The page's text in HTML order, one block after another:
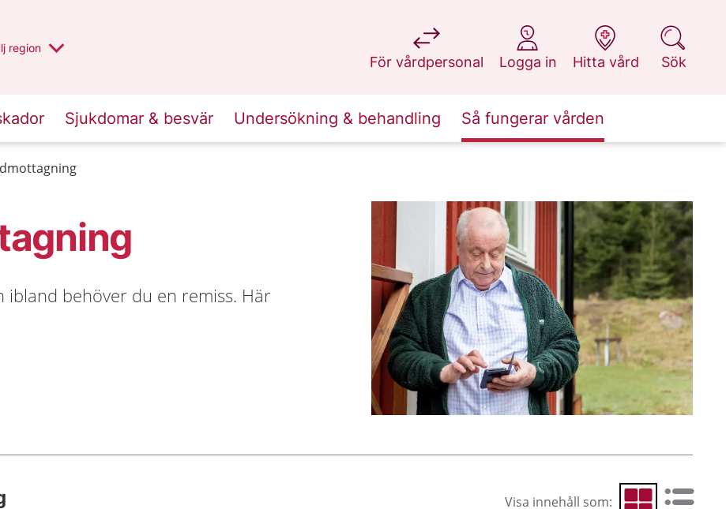
har valt region
en annan
region
För vårdpersonal
på 1177.se
Logga in
på 1177.se
Hitta vård
på 1177.se
Sök
på 1177.se
Sjukdomar & besvär Undersökning & behandling Så fungerar vården
ibland behöver du en remiss. Här
Visa innehåll som: